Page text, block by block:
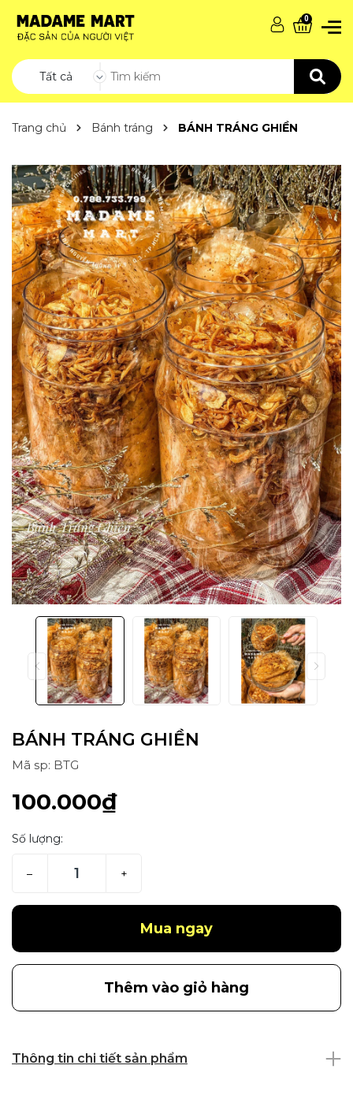
Tất cả
0
Trang chủ Bánh tráng BÁNH TRÁNG GHIỀN
BÁNH TRÁNG GHIỀN
Mã sp: BTG
100.000₫
Số lượng:
– +
Mua ngay
Thêm vào giỏ hàng
Thông tin chi tiết sản phẩm